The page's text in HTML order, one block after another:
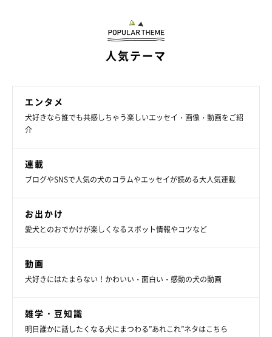
人気テーマ
エンタメ
犬好きなら誰でも共感しちゃう楽しいエッセイ・画像・動画をご紹
介
連載
ブログやSNSで人気の犬のコラムやエッセイが読める大人気連載
お出かけ
愛犬とのおでかけが楽しくなるスポット情報やコツなど
動画
犬好きにはたまらない！かわいい・面白い・感動の犬の動画
雑学・豆知識
明日誰かに話したくなる犬にまつわる”あれこれ”ネタはこちら